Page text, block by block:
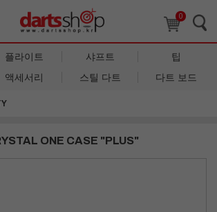
0
플라이트 샤프트
팁
액세서리 스틸 다트 다트 보드
ONE CASE "PLUS"